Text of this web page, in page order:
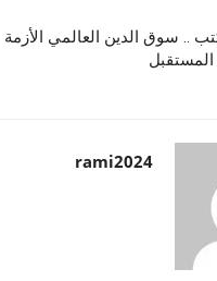
.. سوق الدين العالمي الأزمة
المستقبل
rami2024